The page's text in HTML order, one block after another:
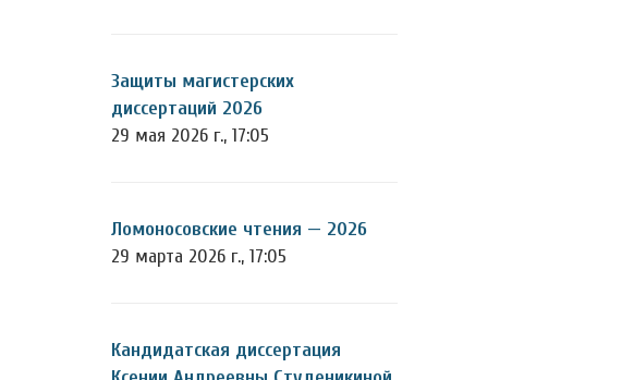
Защиты магистерских
диссертаций 2026
29 мая 2026 г., 17:05
Ломоносовские чтения — 2026
29 марта 2026 г., 17:05
Кандидатская диссертация